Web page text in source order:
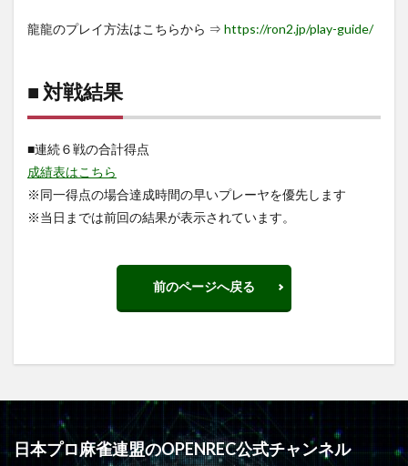
龍龍のプレイ方法はこちらから ⇒ https://ron2.jp/play-guide/
■ 対戦結果
■連続６戦の合計得点
成績表はこちら
※同一得点の場合達成時間の早いプレーヤを優先します
※当日までは前回の結果が表示されています。
前のページへ戻る
日本プロ麻雀連盟のOPENREC公式チャンネル